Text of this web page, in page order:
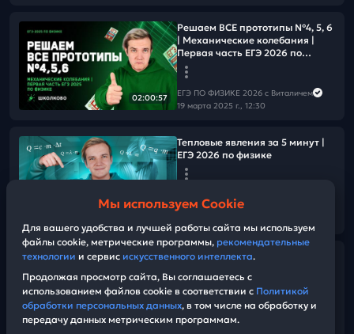
02:00:57
Решаем ВСЕ прототипы №4, 5, 6
| Механические колебания |
Первая часть ЕГЭ 2026 по
физике
ЕГЭ ПО ФИЗИКЕ 2026 с Виталичем
19 марта 2025 г., 12:30
Тепловые явления за 5 минут |
ЕГЭ 2026 по физике
17 марта 2025 г., 16:00
10:00
ВСЁ НЕ ЗРЯ | Жизненная
ЕГЭ ПО ФИЗИКЕ 2026 с Виталичем
14 марта 2025 г., 17:00
Мы используем Cookie
Для вашего удобства и лучшей работы сайта мы используем
файлы cookie, метрические программы, рекомендательные
технологии и сервис искусственного интеллекта.
Продолжая просмотр сайта, Вы соглашаетесь с
использованием файлов cookie в соответствии с Политикой
обработки персональных данных, в том числе на обработку и
передачу данных метрическим программам.